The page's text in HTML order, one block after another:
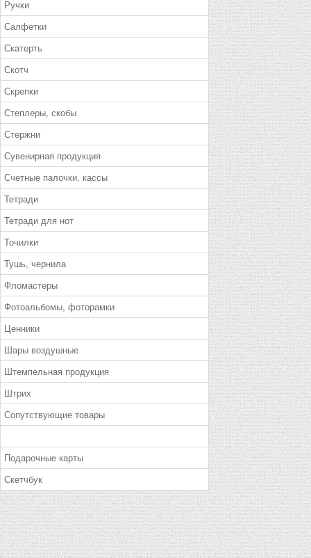
Ручки
Салфетки
Скатерть
Скотч
Скрепки
Степлеры, скобы
Стержни
Сувенирная продукция
Счетные палочки, кассы
Тетради
Тетради для нот
Точилки
Тушь, чернила
Фломастеры
Фотоальбомы, фоторамки
Ценники
Шары воздушные
Штемпельная продукция
Штрих
Сопутствующие товары
Подарочные карты
Скетчбук